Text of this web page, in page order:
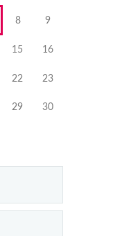
8 9
15 16
22 23
29 30